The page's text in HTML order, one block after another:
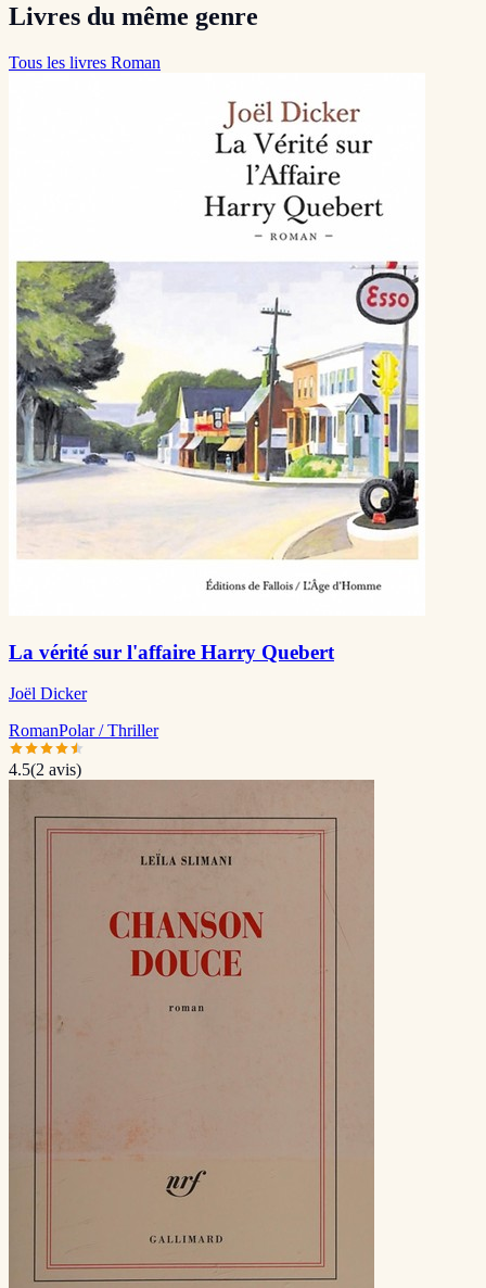
Livres du même genre
Tous les livres Roman
La vérité sur l'affaire Harry Quebert
Joël Dicker
RomanPolar / Thriller
4.5(2 avis)